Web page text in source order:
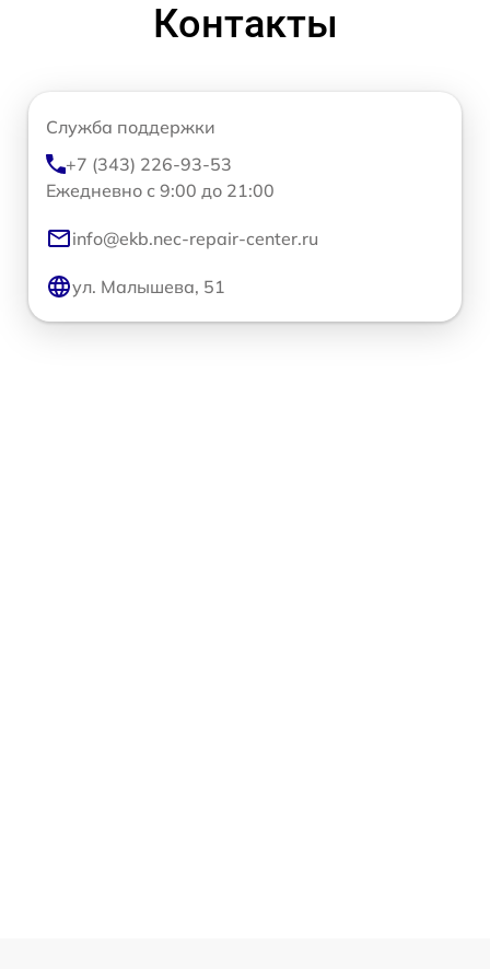
Контакты
Служба поддержки
+7 (343) 226-93-53
Ежедневно с 9:00 до 21:00
info@ekb.nec-repair-center.ru
ул. Малышева, 51